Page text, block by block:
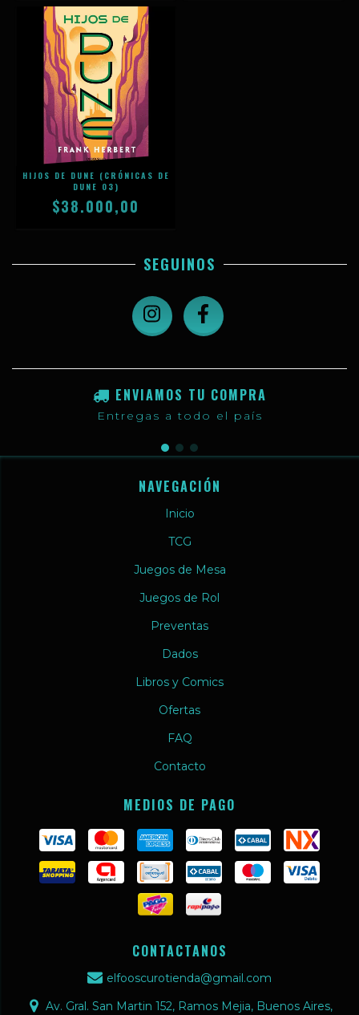
HIJOS DE DUNE (CRÓNICAS DE
DUNE 03)
$38.000,00
SEGUINOS
ENVIAMOS TU COMPRA
Entregas a todo el país
NAVEGACIÓN
Inicio
TCG
Juegos de Mesa
Juegos de Rol
Preventas
Dados
Libros y Comics
Ofertas
FAQ
Contacto
MEDIOS DE PAGO
CONTACTANOS
elfooscurotienda@gmail.com
Av. Gral. San Martin 152, Ramos Mejia, Buenos Aires,